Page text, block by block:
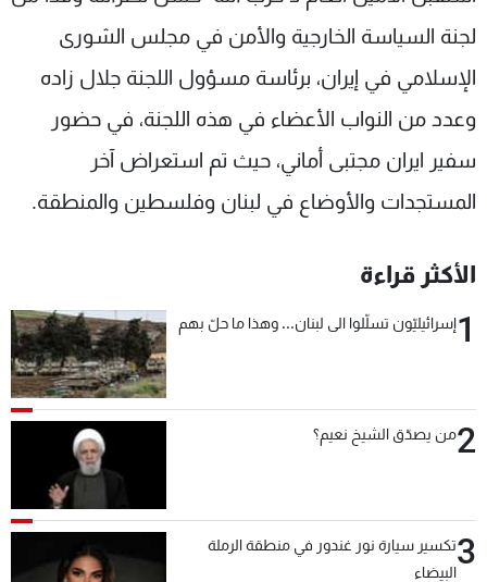
لجنة السياسة الخارجية والأمن في مجلس الشورى
الإسلامي في إيران، برئاسة مسؤول اللجنة جلال زاده
وعدد من النواب الأعضاء في هذه اللجنة، في حضور
سفير ايران مجتبى أماني، حيث تم استعراض آخر
المستجدات والأوضاع في لبنان وفلسطين والمنطقة.
الأكثر قراءة
1إسرائيليّون تسلّلوا الى لبنان... وهذا ما حلّ بهم
2من يصدّق الشيخ نعيم؟
3تكسير سيارة نور غندور في منطقة الرملة
البيضاء
شاهد البرامج
الترددات
عن MTV
لاعلاناتكم
وظائف
شروط الإسـتخدام
سياسة الخصوصية